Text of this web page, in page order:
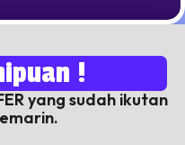
!
yang sudah ikutan